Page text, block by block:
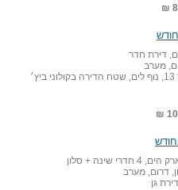
דירת חדר
מערב
שינה + סלון
דרום, מערב
גן